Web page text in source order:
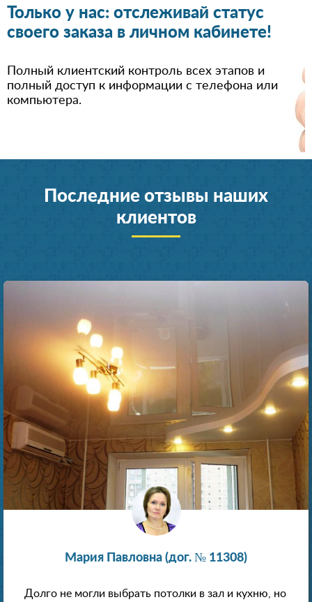
Только у нас: отслеживай статус
своего заказа в личном кабинете!
Полный клиентский контроль всех этапов и
полный доступ к информации с телефона или
компьютера.
Последние отзывы наших
клиентов
Мария Павловна (дог. № 11308)
Долго не могли выбрать потолки в зал и кухню, но